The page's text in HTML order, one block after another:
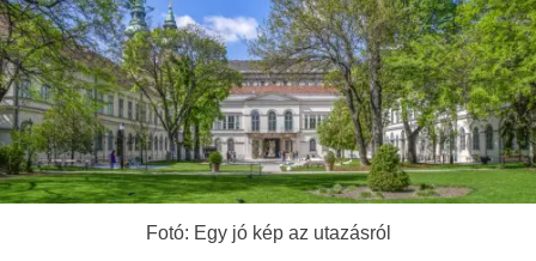
Fotó: Egy jó kép az utazásról